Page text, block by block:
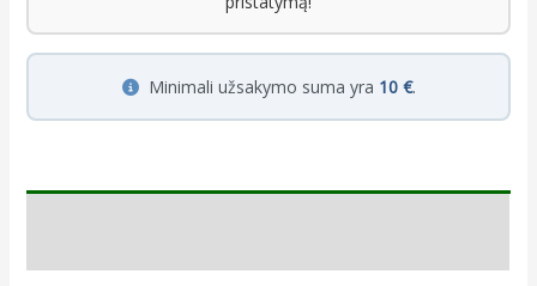
Minimali užsakymo suma yra 10 €.